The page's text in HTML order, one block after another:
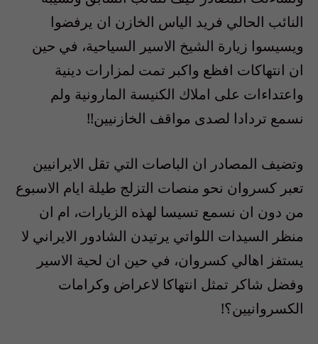
النائب الحالي فريد الياس الخازن ان يرفضوا
ويسيسوا زيارة الشيخ الاسير السياحية، في حين
ان انتهاكات افظع واكبر تمت لمزارات دينية
واعتداءات على املاك الكنيسة المارونية ولم
نسمع تردادا لصدى مواقف الخازنيين!!
وتضيف المصادر ان الباصات التي تقل الايرانيين
تعبر كسروان نحو منصات التزلج طيلة ايام الاسبوع
من دون ان نسمع تسيسا لهذه الزيارات، ام ان
منظر السيدات اللواتي يرتيدن الشادور الايراني لا
يستفز اهالي كسروان، في حين ان لحية الاسير
وفضل شاكر تمثل انتهاكا لاعراض وكرامات
الكسروانيين؟!